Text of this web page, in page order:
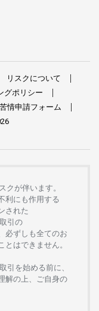
リスクについて
グポリシー
苦情申請フォーム
クが伴います。
利にも作用する
さ れた
取引の
必ずしも全てのお
とはできません。
取引を始める前に、
解の 上、 ご自身の